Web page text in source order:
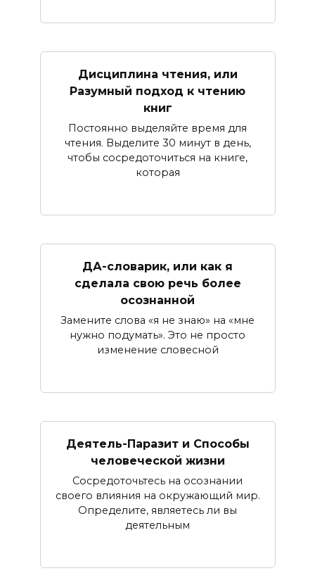
Дисциплина чтения, или
Разумный подход к чтению
книг
Постоянно выделяйте время для
чтения. Выделите 30 минут в день,
чтобы сосредоточиться на книге,
которая
ДА-словарик, или как я
сделала свою речь более
осознанной
Замените слова «я не знаю» на «мне
нужно подумать». Это не просто
изменение словесной
Деятель-Паразит и Способы
человеческой жизни
Сосредоточьтесь на осознании
своего влияния на окружающий мир.
Определите, являетесь ли вы
деятельным